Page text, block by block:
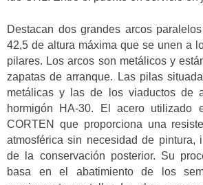
Destacan dos grandes arcos
42,5 de altura máxima que se unen a
pilares. Los arcos son metálicos y
zapatas de arranque. Las pilas
metálicas y las de los viaductos de
hormigón HA-30. El acero
CORTEN que proporciona una
atmosférica sin necesidad de pintura,
de la conservación posterior. Su
basa en el abatimiento de los